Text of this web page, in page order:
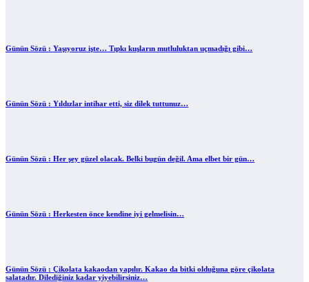
Günün Sözü : Yaşıyoruz işte… Tıpkı kuşların mutluluktan uçmadığı gibi…
Günün Sözü : Yıldızlar intihar etti, siz dilek tuttunuz…
Günün Sözü : Her şey güzel olacak. Belki bugün değil. Ama elbet bir gün…
Günün Sözü : Herkesten önce kendine iyi gelmelisin…
Günün Sözü : Çikolata kakaodan yapılır. Kakao da bitki olduğuna göre çikolata
salatadır. Dilediğiniz kadar yiyebilirsiniz…